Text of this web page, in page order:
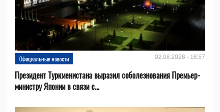
Официальные новости 02.08.2026 - 16:57
Президент Туркменистана выразил соболезнования Премьер-
министру Японии в связи с...